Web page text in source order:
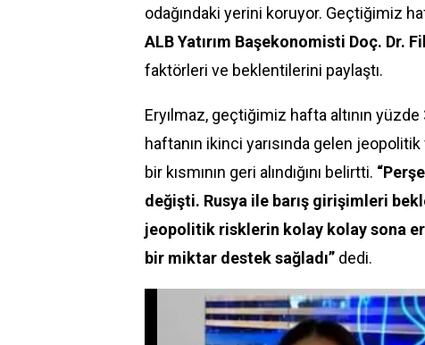
odağındaki yerini koruyor. Geçtiğimiz
ALB Yatırım Başekonomisti Doç. Dr.
faktörleri ve beklentilerini paylaştı.
Eryılmaz, geçtiğimiz hafta altının
haftanın ikinci yarısında gelen
bir kısmının geri alındığını belirtti.
değişti. Rusya ile barış girişimleri
jeopolitik risklerin kolay kolay sona
bir miktar destek sağladı” dedi.